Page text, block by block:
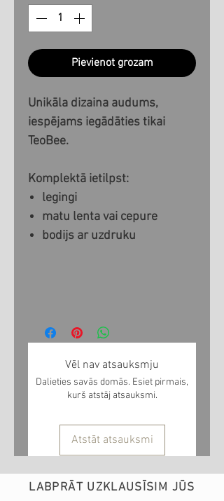
Pievienot grozam
Unikāla dizaina audums,
iespējams iegādāties tikai
TeoBee.
Komplektā ietilpst:
legingi
matu lenta vai cepure
bodijs ar uzdruku
Vēl nav atsauksmju
Dalieties savās domās. Esiet pirmais,
kurš atstāj atsauksmi.
Atstāt atsauksmi
LABPRĀT UZKLAUSĪSIM JŪS